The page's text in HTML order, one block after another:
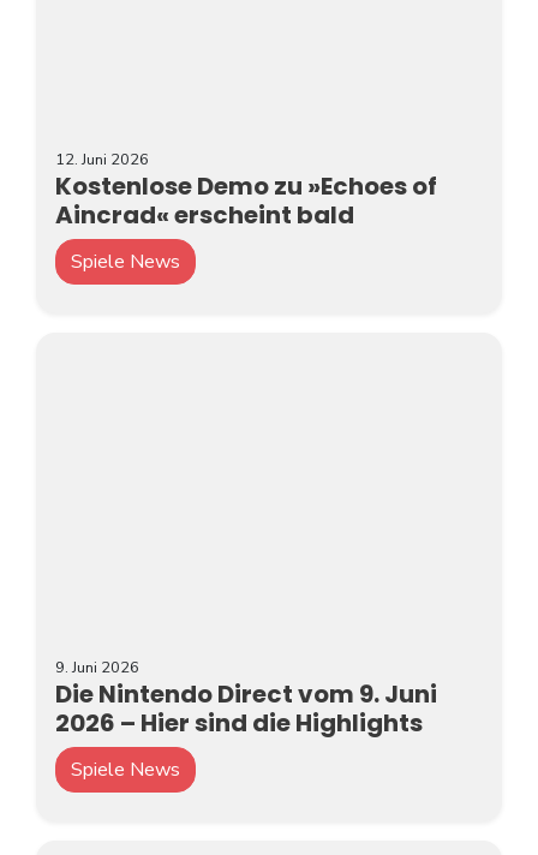
12. Juni 2026
Kostenlose Demo zu »Echoes of
Aincrad« erscheint bald
Spiele News
9. Juni 2026
Die Nintendo Direct vom 9. Juni
2026 – Hier sind die Highlights
Spiele News